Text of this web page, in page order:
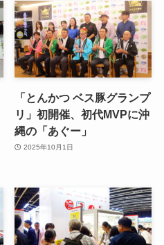
「とんかつ ベス豚グランプ
リ」初開催、初代MVPに沖
縄の「あぐー」
2025年10月1日